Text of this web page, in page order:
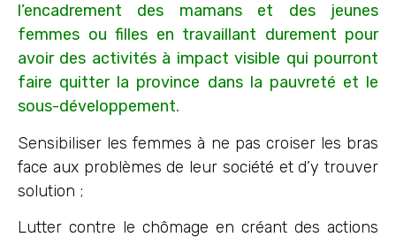
l’encadrement des mamans et des jeunes
femmes ou filles en travaillant durement pour
avoir des activités à impact visible qui pourront
faire quitter la province dans la pauvreté et le
sous-développement.
Sensibiliser les femmes à ne pas croiser les bras
face aux problèmes de leur société et d’y trouver
solution ;
Lutter contre le chômage en créant des actions